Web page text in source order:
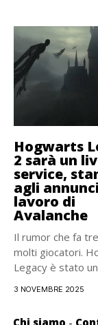
Hogwarts
2 sarà un
service,
agli
lavoro di
Avalanche
Il rumor che fa
molti giocatori.
Legacy è stato
3 NOVEMBRE 2025